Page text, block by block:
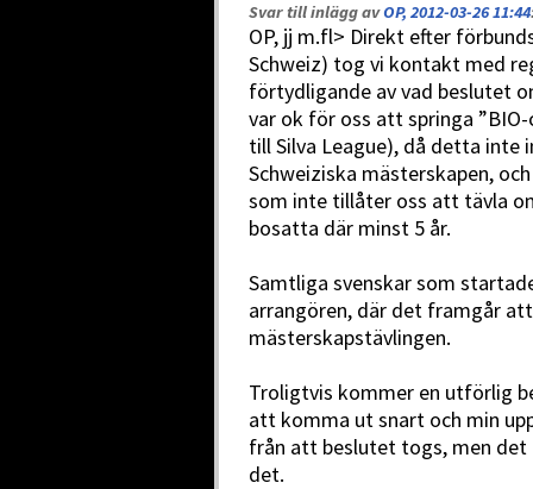
Svar till inlägg avOP, 2012-03-26 11:44
OP, jj m.fl> Direkt efter
Schweiz) tog vi kontakt med
förtydligande av vad beslutet
var ok för oss att springa
till Silva League), då detta
Schweiziska mästerskapen,
som inte tillåter oss att tävla
bosatta där minst 5 år.
Samtliga svenskar som
arrangören, där det framgår
mästerskapstävlingen.
Troligtvis kommer en utförlig
att komma ut snart och min
från att beslutet togs, men det
det.